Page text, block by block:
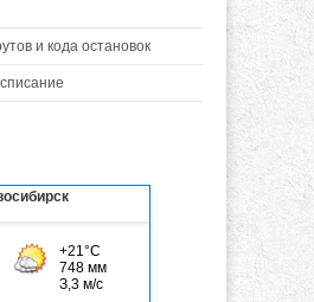
и кода остановок